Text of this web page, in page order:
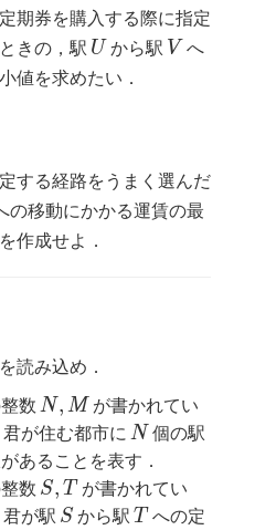
期券を購入する際に指定
きの，駅 U
U から駅 V
V へ
値を求めたい．
する経路をうまく選んだ
の移動にかかる運賃の最
作成せよ．
読み込め．
数 N,
M
N, M が書かれてい
が住む都市に N
N 個の駅
あることを表す．
数 S,
T
S, T が書かれてい
が駅 S
S から駅T
T への定